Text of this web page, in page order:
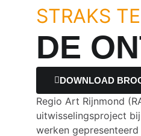
STRAKS
DE
DOWNLOAD
‍Regio Art Rijnmond
uitwisselingsproject
werken